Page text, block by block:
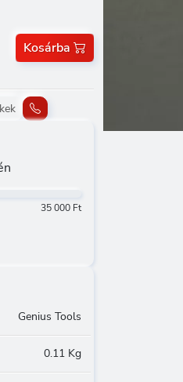
Kosárba
35 000 Ft
Genius Tools
0.11 Kg